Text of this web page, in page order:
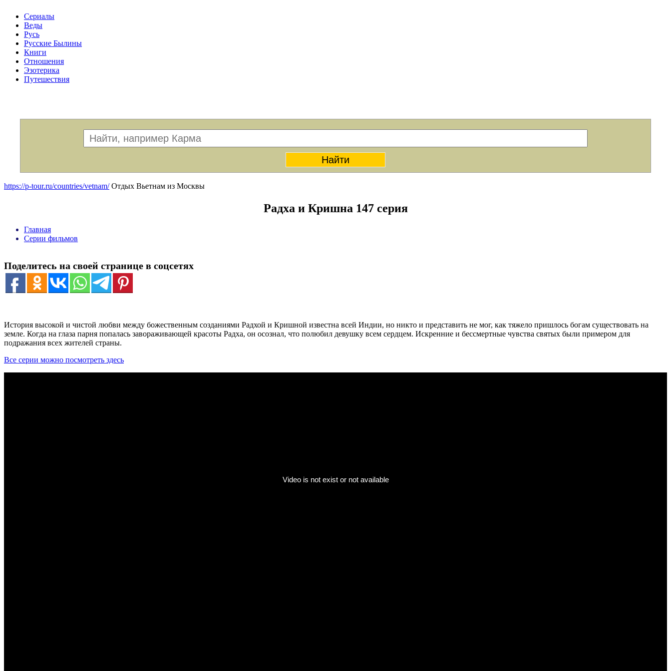
Сериалы
Веды
Русь
Русские Былины
Книги
Отношения
Эзотерика
Путешествия
https://p-tour.ru/countries/vetnam/Отдых Вьетнам из Москвы
Радха и Кришна 147 серия
Главная
Серии фильмов
Поделитесь на своей странице в соцсетях
История высокой и чистой любви между божественным созданиями Радхой и Кришной известна всей Индии, но никто и представить не мог, как тяжело пришлось богам существовать на
земле. Когда на глаза парня попалась завораживающей красоты Радха, он осознал, что полюбил девушку всем сердцем. Искренние и бессмертные чувства святых были примером для
подражания всех жителей страны.
Все серии можно посмотреть здесь